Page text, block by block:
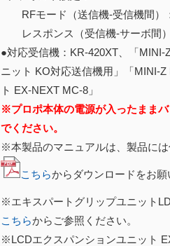
RFモード（送信機-受信機間）
レスポンス（受信機-サーボ間
●対応受信機：KR-420XT、「MINI-
ニット KO対応送信機用」「MINI-
ト EX-NEXT MC-8」
※プロポ本体の電源が入ったまま
でください。
※本製品のマニュアルは、製品には
こちらからダウンロードをお願
※エキスパートグリップユニット
こちらからご参照ください。
※LCDエクスパンションユニット